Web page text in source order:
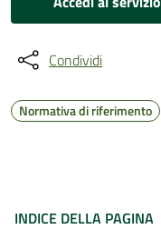
Condividi
Normativa di riferimento
INDICE DELLA PAGINA